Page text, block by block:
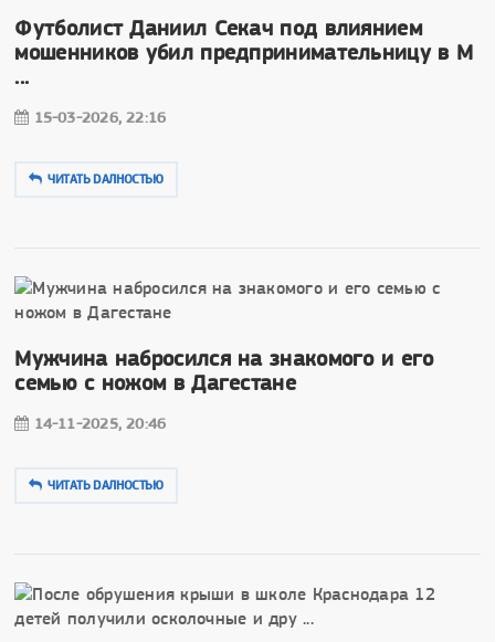
Футболист Даниил Секач под влиянием
мошенников убил предпринимательницу в М
...
15-03-2026, 22:16
ЧИТАТЬ DAЛНОСТЬЮ
Мужчина набросился на знакомого и его
семью с ножом в Дагестане
14-11-2025, 20:46
ЧИТАТЬ DAЛНОСТЬЮ